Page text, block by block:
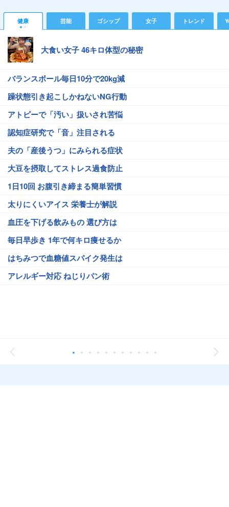
健康 芸能 ゴシップ 女子 トレンド
大食い女子 46キロ体型の秘密
バランスボール毎日10分で20kg減
躁状態引き起こしかねないNG行動
アトピーで「汚い」扱いされ苦悩
認知症研究で「音」注目される
夫の「産後うつ」にみられる症状
大豆を摂取してストレス過食防止
1日10回 お腹引き締まる簡単習慣
太りにくいアイス 栄養士が解説
血圧を下げる飲みもの 選び方は
毎日早歩き 1年で何キロ痩せるか
はちみつで血糖値スパイク発生は
アレルギー対応 ねじりパン術